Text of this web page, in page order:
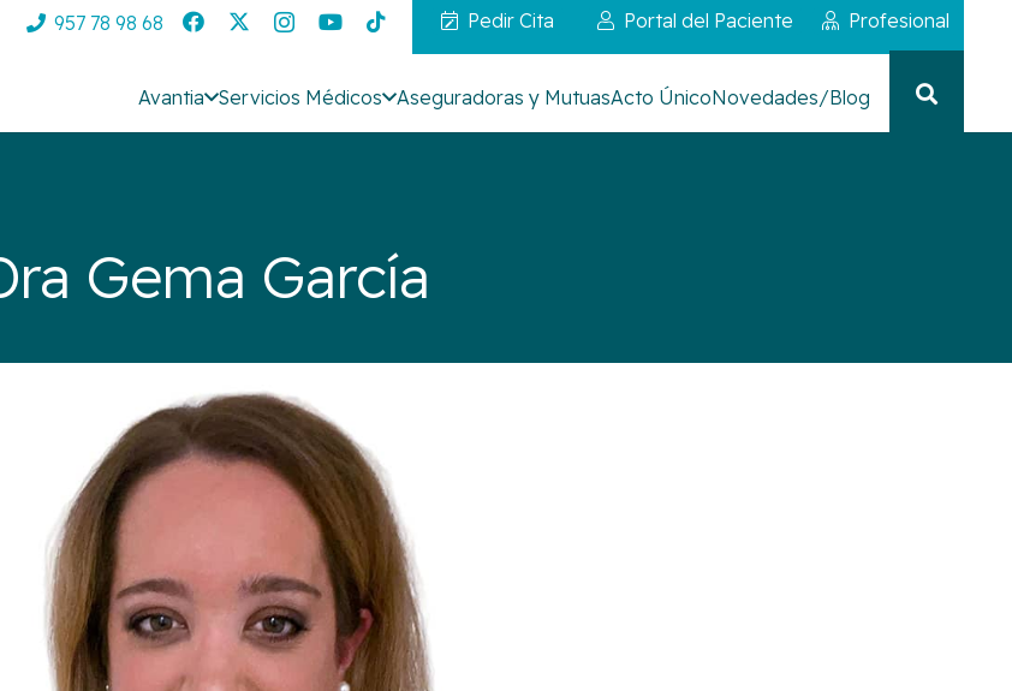
957 78 98 68 Pedir Cita Portal del Paciente Profesional
Avantia Servicios Médicos Aseguradoras y MutuasActo ÚnicoNovedades/Blog
Gema García